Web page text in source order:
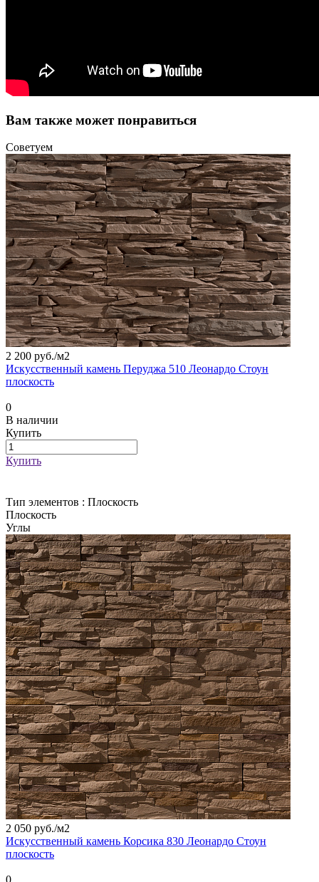
Вам также может понравиться
Советуем
2 200 руб./м2
Искусственный камень Перуджа 510 Леонардо Стоун
плоскость
0
В наличии
Купить
Купить
Тип элементов : Плоскость
Плоскость
Углы
2 050 руб./м2
Искусственный камень Корсика 830 Леонардо Стоун
плоскость